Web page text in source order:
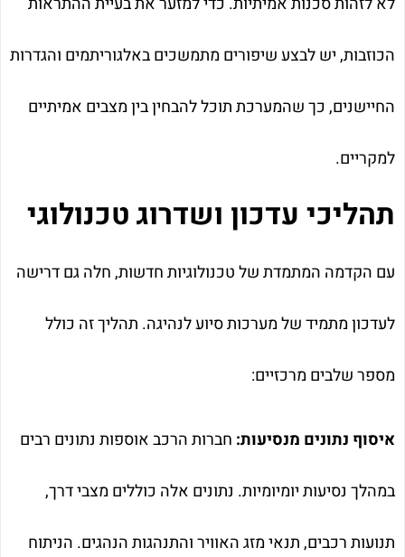
הכוזבות, יש לבצע שיפורים מתמשכים באלגוריתמים והגדרות
החיישנים, כך שהמערכת תוכל להבחין בין מצבים אמיתיים
למקריים.
תהליכי עדכון ושדרוג טכנולוגי
עם הקדמה המתמדת של טכנולוגיות חדשות, חלה גם דרישה
לעדכון מתמיד של מערכות סיוע לנהיגה. תהליך זה כולל
מספר שלבים מרכזיים:
איסוף נתונים מנסיעות: חברות הרכב אוספות נתונים רבים
במהלך נסיעות יומיומיות. נתונים אלה כוללים מצבי דרך,
תנועות רכבים, תנאי מזג האוויר והתנהגות הנהגים. הניתוח